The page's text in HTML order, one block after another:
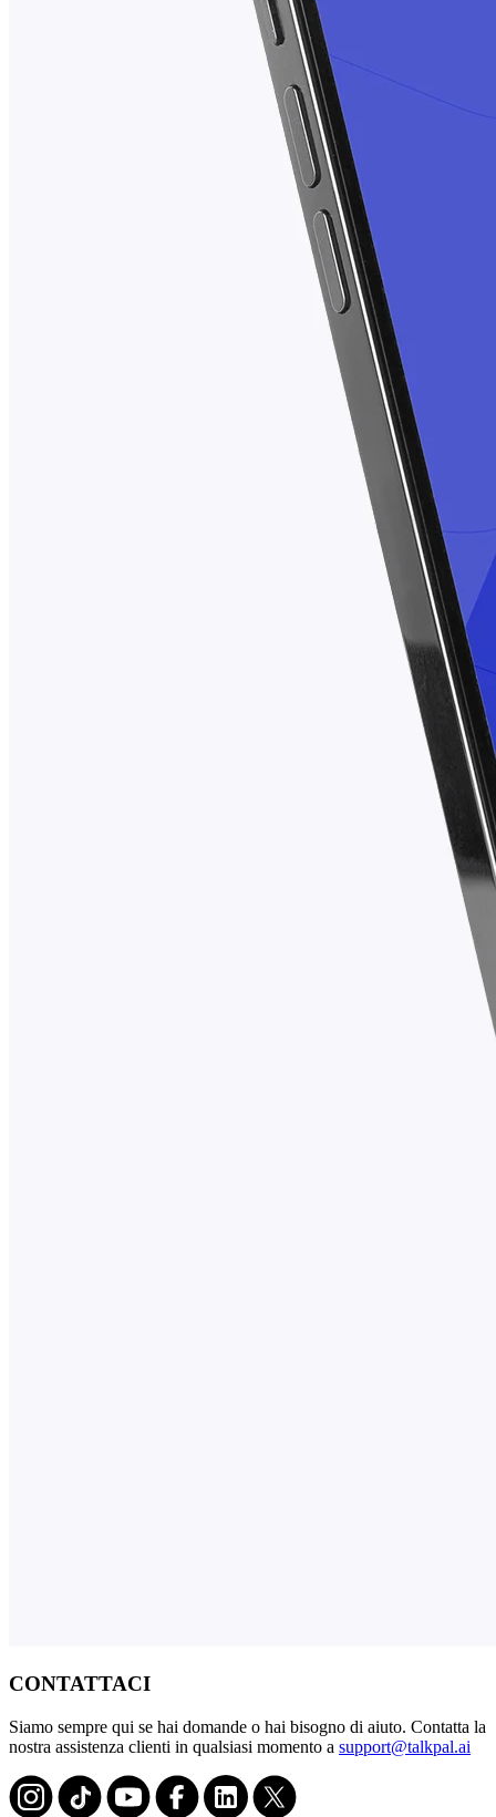
CONTATTACI
Siamo sempre qui se hai domande o hai bisogno di aiuto. Contatta la
nostra assistenza clienti in qualsiasi momento a support@talkpal.ai